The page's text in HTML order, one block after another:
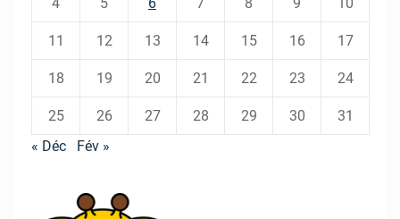
11 12 13 14 15 16 17
18 19 20 21 22 23 24
25 26 27 28 29 30
31
« Déc
Fév »